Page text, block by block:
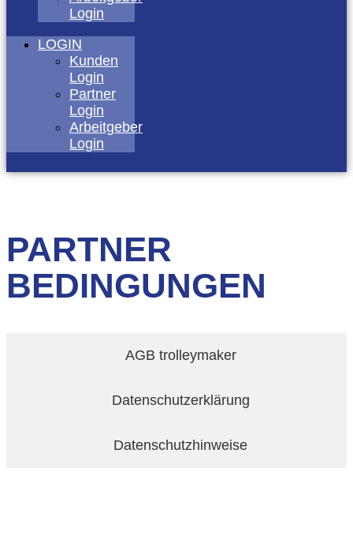
Login
LOGIN
Kunden
Login
Partner
Login
Arbeitgeber
Login
PARTNER
BEDINGUNGEN
AGB trolleymaker
Datenschutzerklärung
Datenschutzhinweise